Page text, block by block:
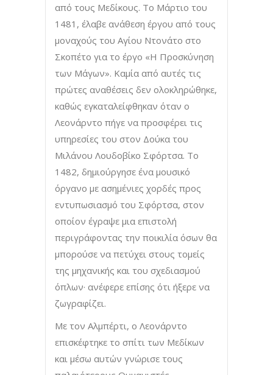
από τους Μεδίκους. Το Μάρτιο του
1481, έλαβε ανάθεση έργου από τους
μοναχούς του Αγίου Ντονάτο στο
Σκοπέτο για το έργο «Η Προσκύνηση
των Μάγων». Καμία από αυτές τις
πρώτες αναθέσεις δεν ολοκληρώθηκε,
καθώς εγκαταλείφθηκαν όταν ο
Λεονάρντο πήγε να προσφέρει τις
υπηρεσίες του στον Δούκα του
Μιλάνου Λουδοβίκο Σφόρτσα. Το
1482, δημιούργησε ένα μουσικό
όργανο με ασημένιες χορδές προς
εντυπωσιασμό του Σφόρτσα, στον
οποίον έγραψε μια επιστολή
περιγράφοντας την ποικιλία όσων θα
μπορούσε να πετύχει στους τομείς
της μηχανικής και του σχεδιασμού
όπλων· ανέφερε επίσης ότι ήξερε να
ζωγραφίζει.
Με τον Αλμπέρτι, ο Λεονάρντο
επισκέφτηκε το σπίτι των Μεδίκων
και μέσω αυτών γνώρισε τους